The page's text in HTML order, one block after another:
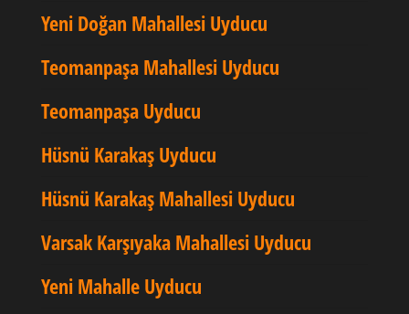
Yeni Doğan Mahallesi Uyducu
Teomanpaşa Mahallesi Uyducu
Teomanpaşa Uyducu
Hüsnü Karakaş Uyducu
Hüsnü Karakaş Mahallesi Uyducu
Varsak Karşıyaka Mahallesi Uyducu
Yeni Mahalle Uyducu